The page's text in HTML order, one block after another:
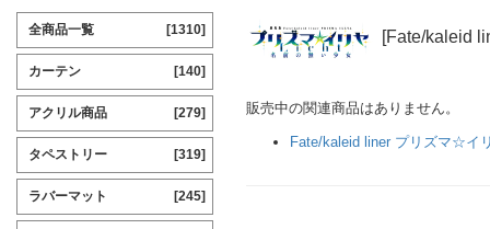
[Fate/kaleid
販売中の関連商品はありません。
Fate/kaleid liner プリズマ☆イ
全商品一覧 [1310]
カーテン [140]
アクリル商品 [279]
タペストリー [319]
ラバーマット [245]